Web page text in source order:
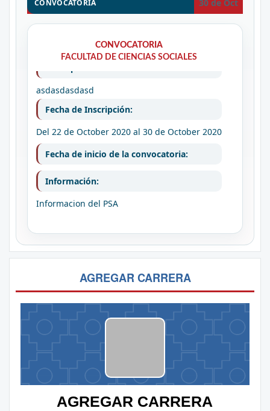
CONVOCATORIA 30 de Oct
CONVOCATORIA
FACULTAD DE CIENCIAS SOCIALES
CONVOCATORIA
PRUEBA DE SUFICIENCIA ACADEMIA
asdasdasdasd
Fecha de Inscripción:
Del 22 de October 2020 al 30 de October 2020
Fecha de inicio de la convocatoria:
Información:
Informacion del PSA
AGREGAR CARRERA
AGREGAR CARRERA